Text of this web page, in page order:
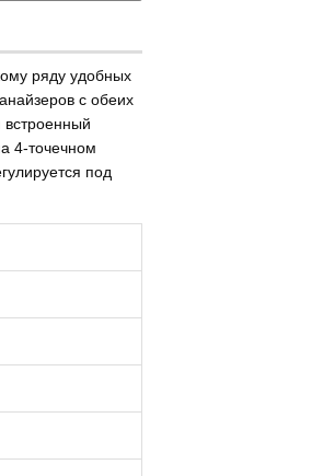
ряду удобных
с обеих
4-точечном
под